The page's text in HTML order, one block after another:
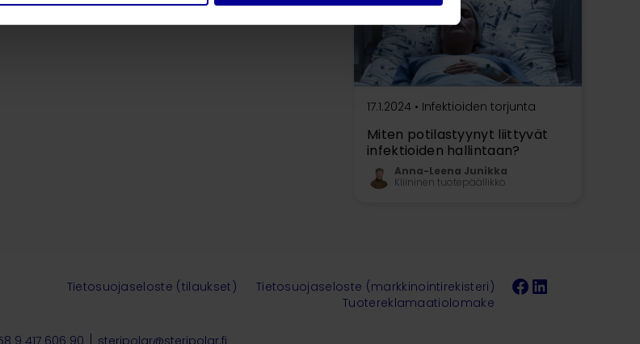
17.1.2024 • Infektioiden torjunta
Miten potilastyynyt liittyvät
infektioiden hallintaan?
Anna-Leena Junikka
Kliininen tuotepäällikkö
9 417 606 90 steripolar@steripolar.fi
Facebook
LinkedIn
Tietosuojaseloste (tilaukset)
Tietosuojaseloste (markkinointirekisteri)
Tuotereklamaatiolomake